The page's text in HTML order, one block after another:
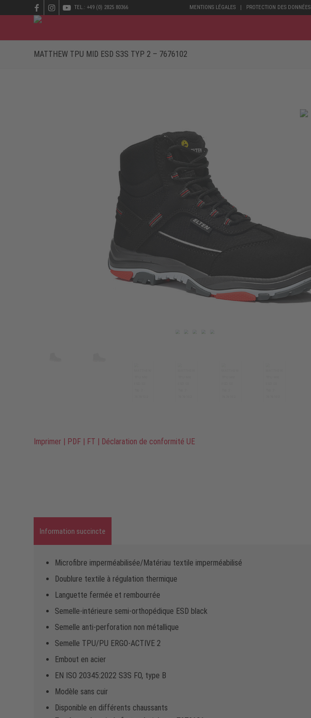
MENTIONS LÉGALES PROTECTION DES DONNÉES
TEL.: +49 (0) 2825 80366
MATTHEW TPU MID ESD S3S TYP 2 – 7676102
Imprimer | PDF | FT | Déclaration de conformité UE
Information succincte
Microfibre imperméabilisée/Matériau textile imperméabilisé
Doublure textile à régulation thermique
Languette fermée et rembourrée
Semelle-intérieure semi-orthopédique ESD black
Semelle anti-perforation non métallique
Semelle TPU/PU ERGO-ACTIVE 2
Embout en acier
EN ISO 20345:2022 S3S FO, type B
Modèle sans cuir
Disponible en différents chaussants